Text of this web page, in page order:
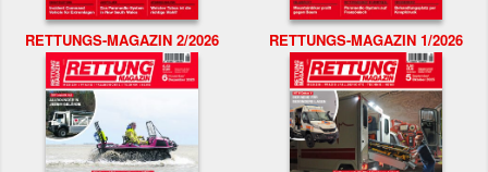
RETTUNGS-MAGAZIN 2/2026 RETTUNGS-MAGAZIN 1/2026